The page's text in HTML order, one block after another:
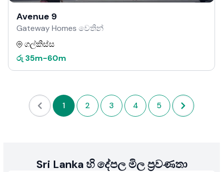
Avenue 9
Gateway Homes වෙතින්
ගල්කිස්ස
රු 35m-60m
1 2 3 4 5
Sri Lanka හි දේපල මිල ප්‍රවණතා